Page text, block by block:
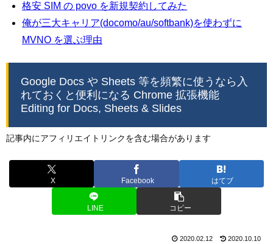
格安 SIM の povo を新規契約してみた
俺が三大キャリア(docomo/au/softbank)を使わずに
MVNO を選ぶ理由
Google Docs や Sheets 等を頻繁に使うなら入
れておくと便利になる Chrome 拡張機能
Editing for Docs, Sheets & Slides
記事内にアフィリエイトリンクを含む場合があります
X Facebook はてブ
LINE コピー
2020.02.12 2020.10.10